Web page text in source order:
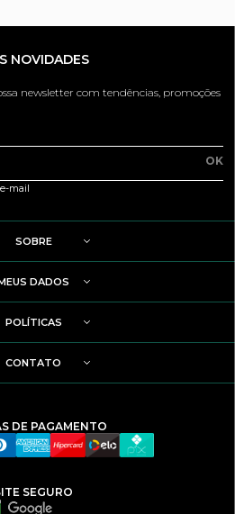
NOVIDADES
newsletter com tendências, promoções
OK
mail
SOBRE
DADOS
POLÍTICAS
CONTATO
SEGURO
DE PAGAMENTO